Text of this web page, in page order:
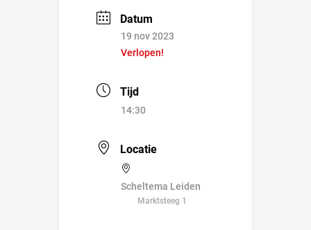
Datum
19 nov 2023
Verlopen!
Tijd
14:30
Locatie
Scheltema Leiden
Marktsteeg 1